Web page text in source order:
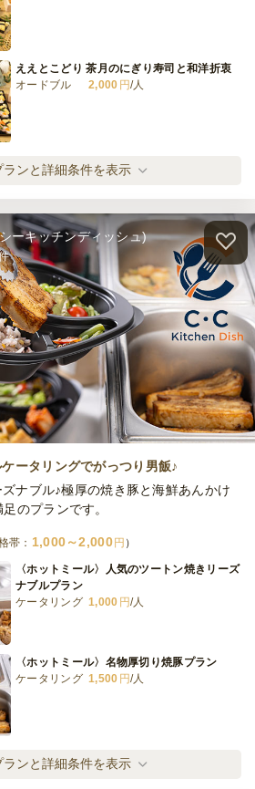
ええとこどり 茶月のにぎり寿司と和洋折衷
オードブル
2,000 円/人
はんなり 茶月のにぎり寿司と和洋折衷
オードブル
2,500円/人
おおきに 茶月のにぎり寿司と和洋折衷
オードブル
3,000円/人
ごっつ 茶月のにぎり寿司と和洋折衷
オードブル
3,780 円
《鮨だけお届け》茶月の粋プラン
オードブル
2,000 円
ランと詳細条件を表示
ーキッチンディッシュ)
ータリングでがっつり男飯♪
ナブル♪極厚の焼き豚と海鮮あんかけ
のプランです。
帯： 1,000～2,000 円
〈ホットミール〉人気のツートン焼きリーズ
ナブルプラン
ケータリング 1,000 円/人
〈ホットミール〉名物厚切り焼豚プラン
ケータリング 1,500 円/人
〈ホットミール〉ボリューム満点プラン
ケータリング 2,000円/人
ランと詳細条件を表示